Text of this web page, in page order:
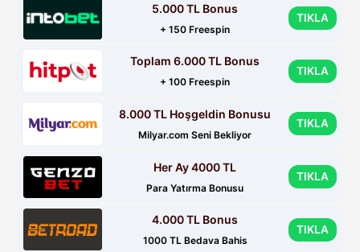
5.000 TL Bonus
+ 150 Freespin
TIKLA
Toplam 6.000 TL Bonus
+ 100 Freespin
TIKLA
8.000 TL Hoşgeldin Bonusu
Milyar.com Seni Bekliyor
TIKLA
Her Ay 4000 TL
Para Yatırma Bonusu
TIKLA
4.000 TL Bonus
1000 TL Bedava Bahis
TIKLA